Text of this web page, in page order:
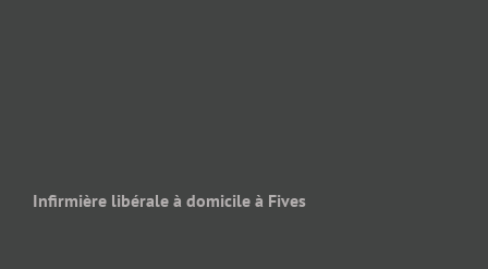
Infirmière libérale à domicile à Fives